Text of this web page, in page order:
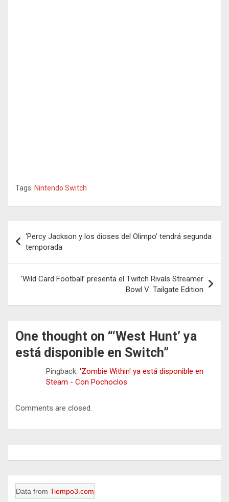
Tags: Nintendo Switch
de
entradas
‘Percy Jackson y los dioses del Olimpo’ tendrá segunda
temporada
‘Wild Card Football’ presenta el Twitch Rivals Streamer
Bowl V: Tailgate Edition
One thought on “‘West Hunt’ ya
está disponible en Switch”
Pingback: 'Zombie Within' ya está disponible en
Steam - Con Pochoclos
Comments are closed.
Data from Tiempo3.com